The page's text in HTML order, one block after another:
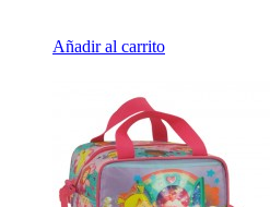
Añadir al carrito